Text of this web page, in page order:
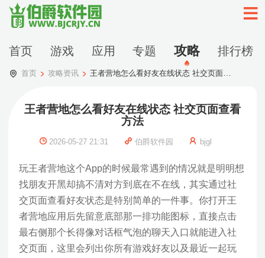
首页 游戏 应用 专题 攻略 排行榜
首页 攻略资讯 王者营地怎么看好友在线状态 社交页面查看方法
王者营地怎么看好友在线状态 社交页面查看
方法
2026-05-27 21:31 伯爵软件园 bjgl
玩王者营地这个App的时候最常遇到的情况就是明明想
找朋友开黑却搞不清对方到底在不在线，其实通过社
交页面查看好友状态是特别简单的一件事。你打开王
者营地应用后先留意底部那一排功能图标，直接点击
最右侧那个长得像对话框气泡的聊天入口就能进入社
交页面，这里会列出你所有游戏好友以及最近一起玩